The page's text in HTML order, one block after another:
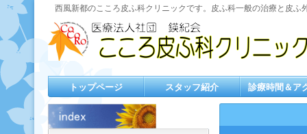
西風新都のこころ皮ふ科クリニックです。皮ふ科一般の治療と皮ふ
トップページ スタッフ紹介 診療時間＆ア